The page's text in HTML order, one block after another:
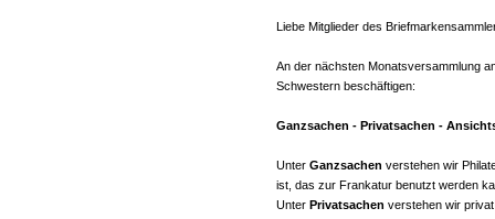
Liebe Mitglieder des
An der nächsten Monatsversammlung
Schwestern beschäftigen:
Ganzsachen - Privatsachen -
Unter Ganzsachen verstehen wir
ist, das zur Frankatur benutzt werden
Unter Privatsachen verstehen wir